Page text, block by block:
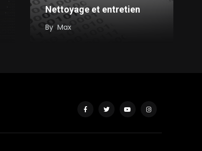
Nettoyage et entretien
By Max